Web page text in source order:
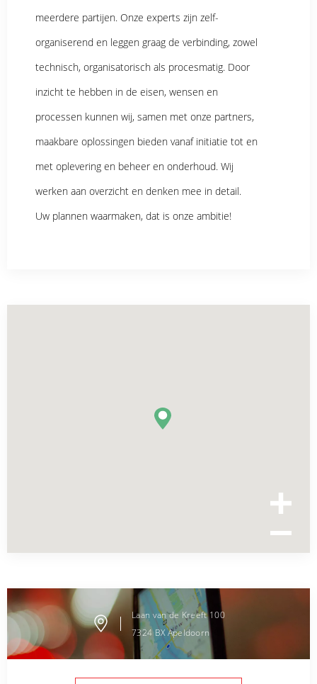
Laan van de Kreeft100
7324 BXApeldoorn
meerdere partijen. Onze experts zijn zelf-
organiserend en leggen graag de verbinding, zowel
technisch, organisatorisch als procesmatig. Door
inzicht te hebben in de eisen, wensen en
processen kunnen wij, samen met onze partners,
maakbare oplossingen bieden vanaf initiatie tot en
met oplevering en beheer en onderhoud. Wij
werken aan overzicht en denken mee in detail.
Uw plannen waarmaken, dat is onze ambitie!